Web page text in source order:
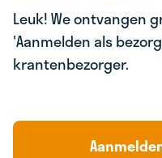
Leuk! We ontvangen
'Aanmelden als
krantenbezorger.